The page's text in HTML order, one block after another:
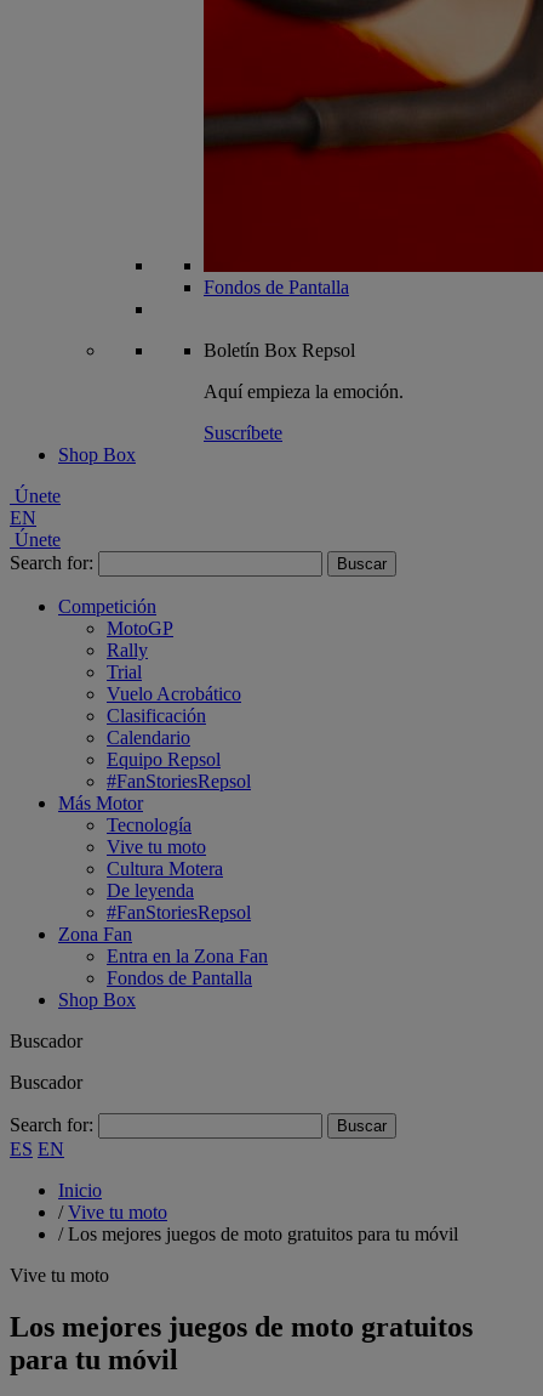
Fondos de Pantalla
Boletín Box Repsol
Aquí empieza la emoción.
Suscríbete
Shop Box
Únete
EN
Únete
Search for:
Competición
MotoGP
Rally
Trial
Vuelo Acrobático
Clasificación
Calendario
Equipo Repsol
#FanStoriesRepsol
Más Motor
Tecnología
Vive tu moto
Cultura Motera
De leyenda
#FanStoriesRepsol
Zona Fan
Entra en la Zona Fan
Fondos de Pantalla
Shop Box
Buscador
Buscador
Search for:
ES EN
Inicio
/Vive tu moto
/Los mejores juegos de moto gratuitos para tu móvil
Vive tu moto
Los mejores juegos de moto gratuitos
para tu móvil